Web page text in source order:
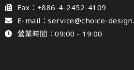
Fax：+886-4-2452-4109
E-mail：service@choice-
營業時間：09:00 - 19:00